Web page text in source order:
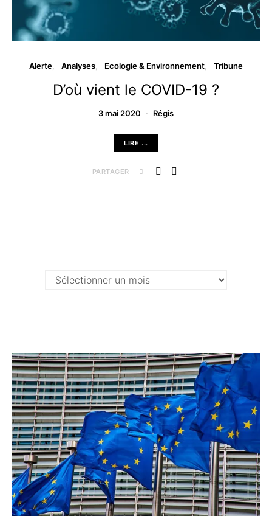
Alerte Analyses Ecologie & Environnement Tribune
D’où vient le COVID-19 ?
3 mai 2020 Régis
LIRE ...
PARTAGER
Archives